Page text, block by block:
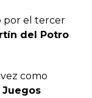
por el tercer
del Potro
como
Juegos